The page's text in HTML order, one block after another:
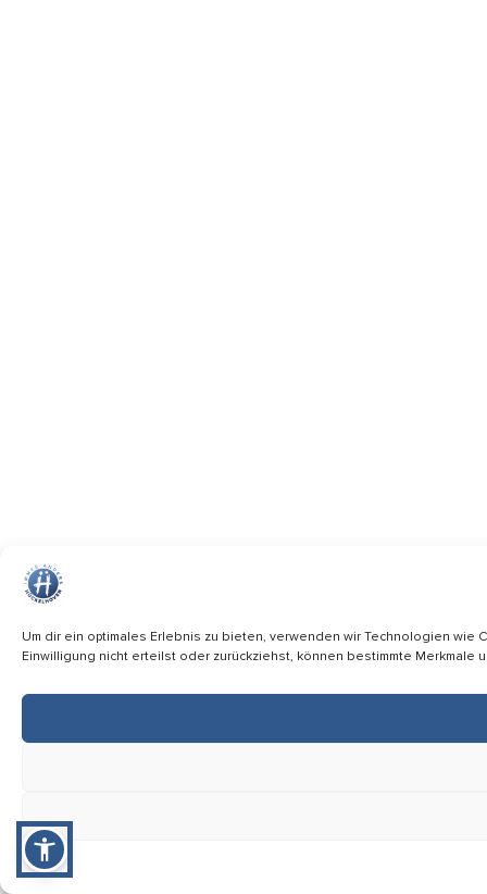
Um dir ein optimales Erlebnis zu bieten, verwenden wir Technologien
Einwilligung nicht erteilst oder zurückziehst, können bestimmte Merkmale